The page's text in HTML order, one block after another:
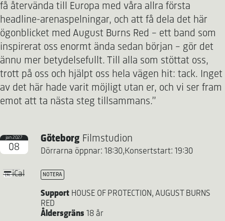
få återvända till Europa med våra allra första
headline-arenaspelningar, och att få dela det här
ögonblicket med August Burns Red – ett band som
inspirerat oss enormt ända sedan början – gör det
ännu mer betydelsefullt. Till alla som stöttat oss,
trott på oss och hjälpt oss hela vägen hit: tack. Inget
av det här hade varit möjligt utan er, och vi ser fram
emot att ta nästa steg tillsammans.”
jan 2027
08
iCal
Göteborg Filmstudion
Dörrarna öppnar: 18:30,Konsertstart: 19:30
NOTERA
SupportHOUSE OF PROTECTION, AUGUST BURNS
RED
Åldersgräns 18 år